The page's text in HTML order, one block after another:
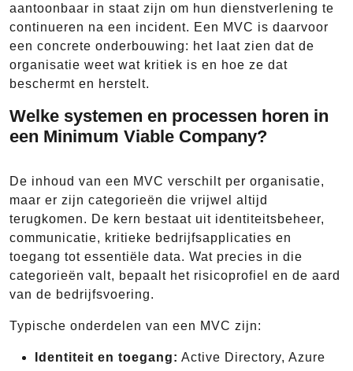
aantoonbaar in staat zijn om hun dienstverlening te
continueren na een incident. Een MVC is daarvoor
een concrete onderbouwing: het laat zien dat de
organisatie weet wat kritiek is en hoe ze dat
beschermt en herstelt.
Welke systemen en processen horen in
een Minimum Viable Company?
De inhoud van een MVC verschilt per organisatie,
maar er zijn categorieën die vrijwel altijd
terugkomen. De kern bestaat uit identiteitsbeheer,
communicatie, kritieke bedrijfsapplicaties en
toegang tot essentiële data. Wat precies in die
categorieën valt, bepaalt het risicoprofiel en de aard
van de bedrijfsvoering.
Typische onderdelen van een MVC zijn:
Identiteit en toegang: Active Directory, Azure